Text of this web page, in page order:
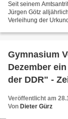
Seit seinem
Jürgen Götz
Verleihung der
Gymnasium
Dezember
der DDR" - Zeitzeugengespräch mit
Veröffentlicht am
Von Dieter Gürz